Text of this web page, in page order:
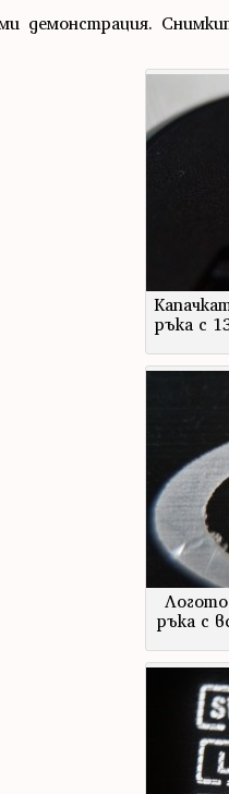
демонстрация.
ръка с
ръка с